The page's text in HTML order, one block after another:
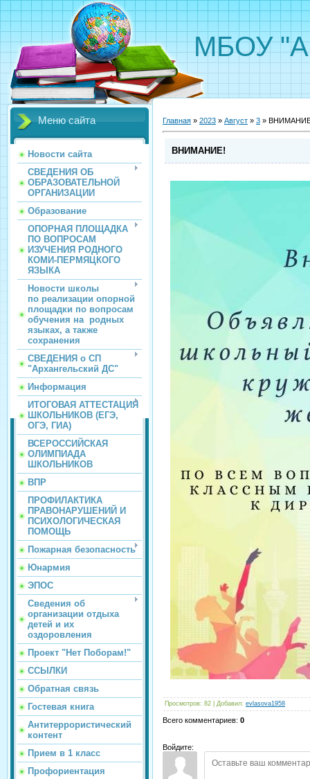
МБОУ
Меню сайта
Новости сайта
СВЕДЕНИЯ ОБ
ОБРАЗОВАТЕЛЬНОЙ
ОРГАНИЗАЦИИ
Образование
ОПОРНАЯ ПЛОЩАДКА
ПО ВОПРОСАМ
ИЗУЧЕНИЯ РОДНОГО
КОМИ-ПЕРМЯЦКОГО
ЯЗЫКА
Новости школы
по реализации опорной
площадки по вопросам
обучения на родных
языках, а также
сохранения
СВЕДЕНИЯ о СП
"Архангельский ДС"
Информация
ИТОГОВАЯ АТТЕСТАЦИЯ
ШКОЛЬНИКОВ (ЕГЭ,
ОГЭ, ГИА)
ВСЕРОССИЙСКАЯ
ОЛИМПИАДА
ШКОЛЬНИКОВ
ВПР
ПРОФИЛАКТИКА
ПРАВОНАРУШЕНИЙ И
ПСИХОЛОГИЧЕСКАЯ
ПОМОЩЬ
Пожарная безопасность
Юнармия
ЭПОС
Сведения об
организации отдыха
детей и их
оздоровления
Проект "Нет Поборам!"
ССЫЛКИ
Обратная связь
Гостевая книга
Антитеррористический
контент
Прием в 1 класс
Профориентация
Главная » 2023 » Август » 3 »
ВНИМАНИЕ!
Просмотров: 82 Добавил: evlasova1958
Всего комментариев: 0
Войдите: